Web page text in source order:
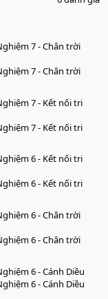
7 - Chân trời
7 - Chân trời
7 - Kết nối tri
7 - Kết nối tri
6 - Kết nối tri
6 - Kết nối tri
6 - Chân trời
6 - Chân trời
6 - Cánh Diều
6 - Cánh Diều